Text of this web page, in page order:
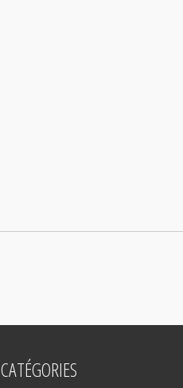
CATÉGORIES